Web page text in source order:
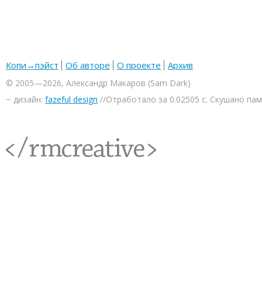
Копи→пэйст Об авторе О проекте Архив
© 2005—2026, Александр Макаров (Sam Dark)
~ дизайн: fazeful design //Отработало за 0.02505 с. Скушано
<rmcreative/>